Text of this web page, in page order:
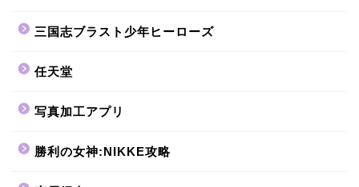
三国志ブラスト少年ヒーローズ
任天堂
写真加工アプリ
勝利の女神:NIKKE攻略